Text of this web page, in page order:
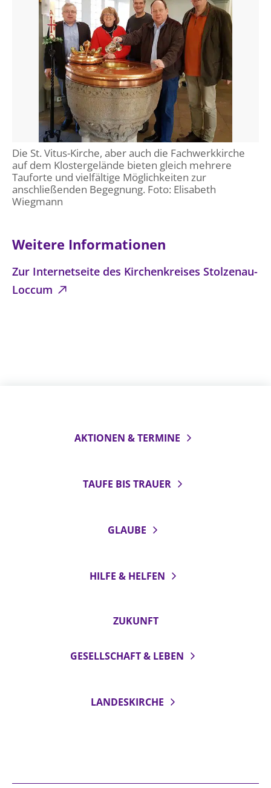
Die St. Vitus-Kirche, aber auch die Fachwerkkirche
auf dem Klostergelände bieten gleich mehrere
Tauforte und vielfältige Möglichkeiten zur
anschließenden Begegnung. Foto: Elisabeth
Wiegmann
Weitere Informationen
Zur Internetseite des Kirchenkreises Stolzenau-
Loccum
AKTIONEN & TERMINE
TAUFE BIS TRAUER
GLAUBE
HILFE & HELFEN
ZUKUNFT
GESELLSCHAFT & LEBEN
LANDESKIRCHE
Personalausschuss
Projektmanagement
Recht
Terminstundenplaner